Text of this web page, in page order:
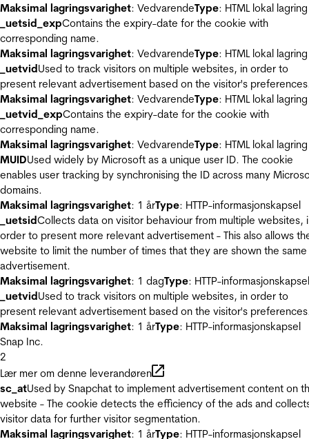
Maksimal lagringsvarighet: VedvarendeType: HTML lokal lagring
_uetsid_expContains the expiry-date for the cookie with
corresponding name.
Maksimal lagringsvarighet: VedvarendeType: HTML lokal lagring
_uetvidUsed to track visitors on multiple websites, in order to
present relevant advertisement based on the visitor's
Maksimal lagringsvarighet: VedvarendeType: HTML lokal lagring
_uetvid_expContains the expiry-date for the cookie with
corresponding name.
Maksimal lagringsvarighet: VedvarendeType: HTML lokal lagring
MUIDUsed widely by Microsoft as a unique user ID. The cookie
enables user tracking by synchronising the ID across many
domains.
Maksimal lagringsvarighet: 1 årType: HTTP-informasjonskapsel
_uetsidCollects data on visitor behaviour from multiple websites,
order to present more relevant advertisement - This also allows
website to limit the number of times that they are shown the same
advertisement.
Maksimal lagringsvarighet: 1 dagType: HTTP-informasjonskapsel
_uetvidUsed to track visitors on multiple websites, in order to
present relevant advertisement based on the visitor's
Maksimal lagringsvarighet: 1 årType: HTTP-informasjonskapsel
Snap Inc.
2
Lær mer om denne leverandøren
sc_atUsed by Snapchat to implement advertisement content on
website - The cookie detects the efficiency of the ads and
visitor data for further visitor segmentation.
Maksimal lagringsvarighet: 1 årType: HTTP-informasjonskapsel